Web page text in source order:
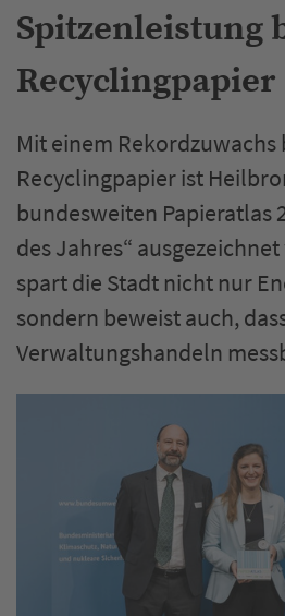
Spitzenleistung
Recyclingpapier
Mit einem Rekordzuwachs
Recyclingpapier ist
bundesweiten Papieratlas
des Jahres“
spart die Stadt nicht nur
sondern beweist auch,
Verwaltungshandeln